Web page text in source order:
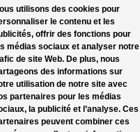
utilisons des cookies pour
le contenu et les
offrir des fonctions pour
médias sociaux et analyser notre
de site Web. De plus, nous
des informations sur
utilisation de notre site avec
partenaires pour les médias
la publicité et l’analyse. Ces
peuvent combiner ces